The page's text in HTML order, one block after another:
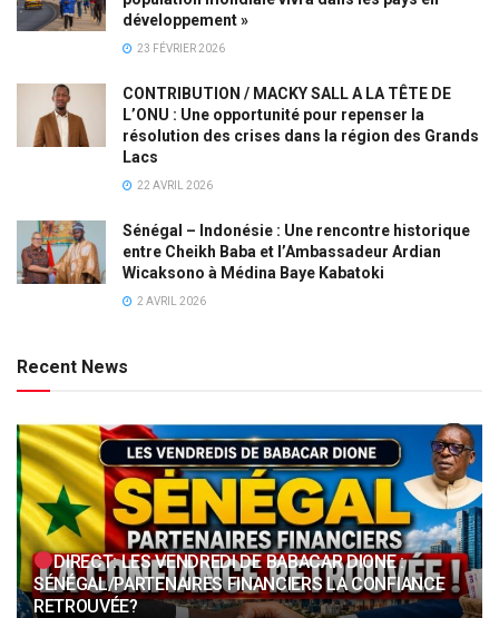
développement »
23 FÉVRIER 2026
CONTRIBUTION / MACKY SALL A LA TÊTE DE
L’ONU : Une opportunité pour repenser la
résolution des crises dans la région des Grands
Lacs
22 AVRIL 2026
Sénégal – Indonésie : Une rencontre historique
entre Cheikh Baba et l’Ambassadeur Ardian
Wicaksono à Médina Baye Kabatoki
2 AVRIL 2026
Recent News
DIRECT: LES VENDREDI DE BABACAR DIONE :
SÉNÉGAL/PARTENAIRES FINANCIERS LA CONFIANCE
RETROUVÉE?